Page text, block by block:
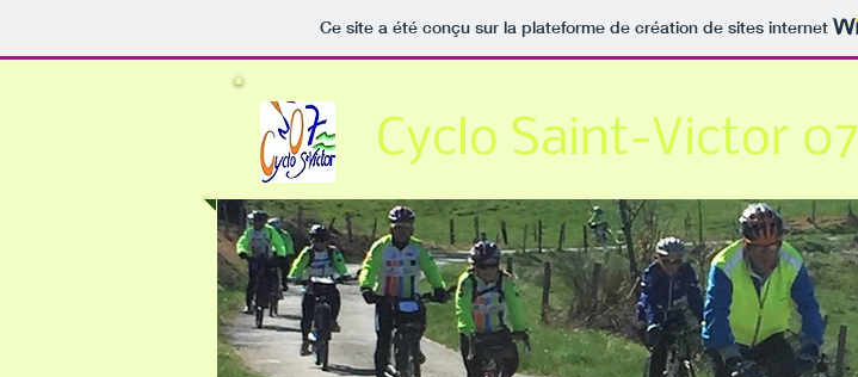
Ce site a été conçu sur la plateforme de création de sites internet
Cyclo Saint-Victor 07